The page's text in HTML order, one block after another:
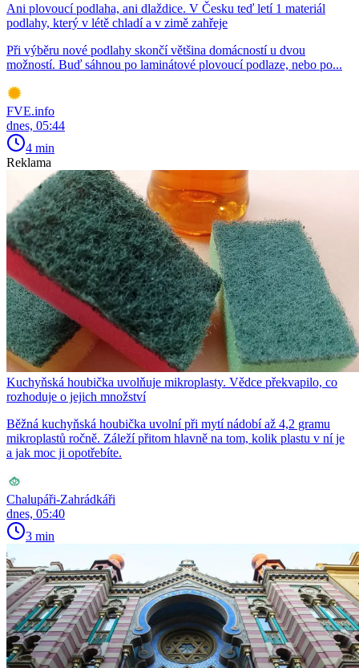
Ani plovoucí podlaha, ani dlaždice. V Česku teď letí 1 materiál
podlahy, který v létě chladí a v zimě zahřeje
Při výběru nové podlahy skončí většina domácností u dvou
možností. Buď sáhnou po laminátové plovoucí podlaze, nebo po...
FVE.info
dnes, 05:44
4 min
Reklama
Kuchyňská houbička uvolňuje mikroplasty. Vědce překvapilo, co
rozhoduje o jejich množství
Běžná kuchyňská houbička uvolní při mytí nádobí až 4,2 gramu
mikroplastů ročně. Záleží přitom hlavně na tom, kolik plastu v ní je
a jak moc ji opotřebíte.
Chalupáři-Zahrádkáři
dnes, 05:40
3 min